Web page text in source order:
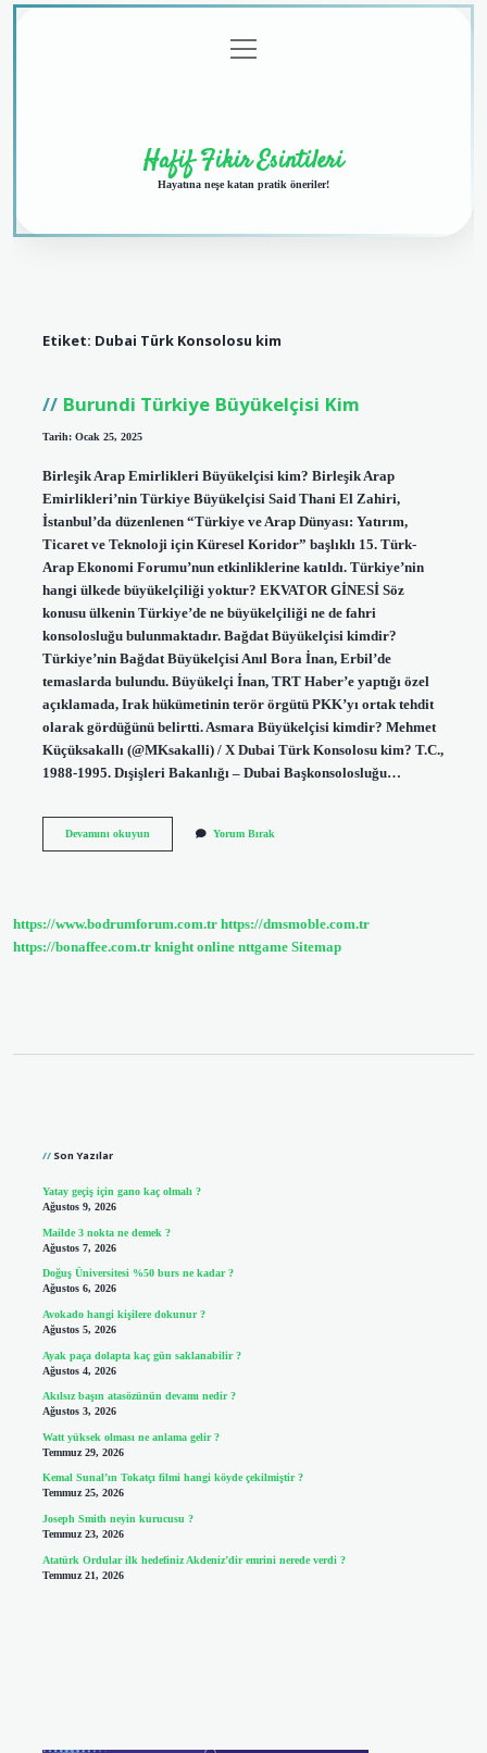
menüyü
aç
Hafif Fikir Esintileri
Hayatına neşe katan pratik öneriler!
Etiket: Dubai Türk Konsolosu kim
Burundi Türkiye Büyükelçisi Kim
Tarih: Ocak 25, 2025
Birleşik Arap Emirlikleri Büyükelçisi kim? Birleşik Arap
Emirlikleri’nin Türkiye Büyükelçisi Said Thani El Zahiri,
İstanbul’da düzenlenen “Türkiye ve Arap Dünyası: Yatırım,
Ticaret ve Teknoloji için Küresel Koridor” başlıklı 15. Türk-
Arap Ekonomi Forumu’nun etkinliklerine katıldı. Türkiye’nin
hangi ülkede büyükelçiliği yoktur? EKVATOR GİNESİ Söz
konusu ülkenin Türkiye’de ne büyükelçiliği ne de fahri
konsolosluğu bulunmaktadır. Bağdat Büyükelçisi kimdir?
Türkiye’nin Bağdat Büyükelçisi Anıl Bora İnan, Erbil’de
temaslarda bulundu. Büyükelçi İnan, TRT Haber’e yaptığı özel
açıklamada, Irak hükümetinin terör örgütü PKK’yı ortak tehdit
olarak gördüğünü belirtti. Asmara Büyükelçisi kimdir? Mehmet
Küçüksakallı (@MKsakalli) / X Dubai Türk Konsolosu kim? T.C.,
1988-1995. Dışişleri Bakanlığı – Dubai Başkonsolosluğu…
Devamını okuyunBurundi
Yorum Bırak
https://www.bodrumforum.com.tr https://dmsmoble.com.tr
https://bonaffee.com.tr knight online nttgame Sitemap
Son Yazılar
Yatay geçiş için gano kaç olmalı ?
Ağustos 9, 2026
Mailde 3 nokta ne demek ?
Ağustos 7, 2026
Doğuş Üniversitesi %50 burs ne kadar ?
Ağustos 6, 2026
Avokado hangi kişilere dokunur ?
Ağustos 5, 2026
Ayak paça dolapta kaç gün saklanabilir ?
Ağustos 4, 2026
Akılsız başın atasözünün devamı nedir ?
Ağustos 3, 2026
Watt yüksek olması ne anlama gelir ?
Temmuz 29, 2026
Kemal Sunal’ın Tokatçı filmi hangi köyde çekilmiştir ?
Temmuz 25, 2026
Joseph Smith neyin kurucusu ?
Temmuz 23, 2026
Atatürk Ordular ilk hedefiniz Akdeniz’dir emrini nerede verdi ?
Temmuz 21, 2026